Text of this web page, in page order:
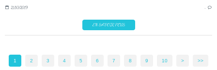
21/10/2019 …
EN SAVOIR PLUS
1 2 3 4 5 6 7 8 9 10 20
30
40
50
60
70
80
90
100
> >>